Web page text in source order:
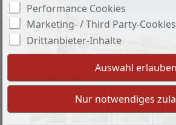
Performance Cookies
Marketing- / Third Party-Cookies
Drittanbieter-Inhalte